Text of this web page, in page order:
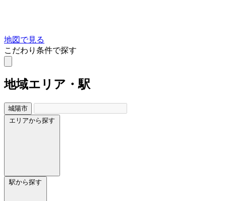
地図で見る
こだわり条件で探す
地域エリア・駅
城陽市
エリアから探す
駅から探す